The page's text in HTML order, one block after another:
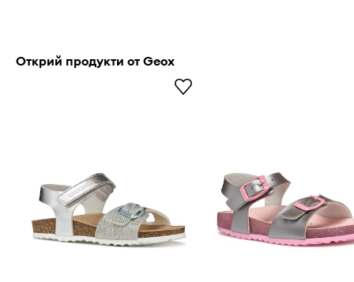
Открий продукти от Geox